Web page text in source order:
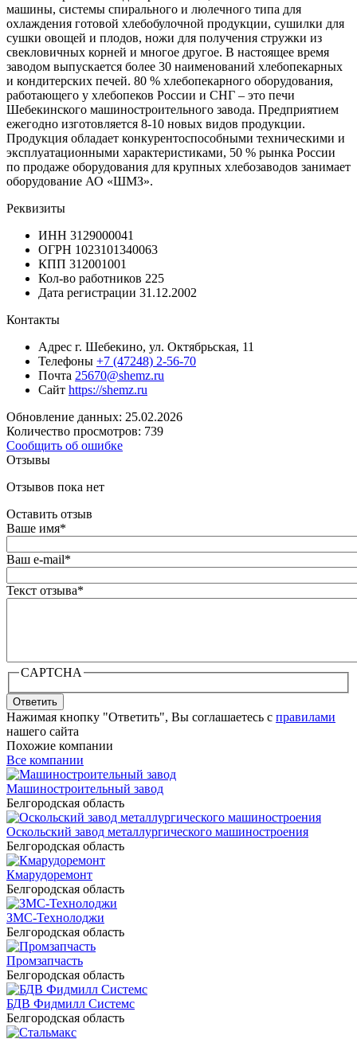
машины, системы спирального и люлечного типа для
охлаждения готовой хлебобулочной продукции, сушилки для
сушки овощей и плодов, ножи для получения стружки из
свекловичных корней и многое другое. В настоящее время
заводом выпускается более 30 наименований хлебопекарных
и кондитерских печей. 80 % хлебопекарного оборудования,
работающего у хлебопеков России и СНГ – это печи
Шебекинского машиностроительного завода. Предприятием
ежегодно изготовляется 8-10 новых видов продукции.
Продукция обладает конкурентоспособными техническими и
эксплуатационными характеристиками, 50 % рынка России
по продаже оборудования для крупных хлебозаводов занимает
оборудование АО «ШМЗ».
Реквизиты
ИНН 3129000041
ОГРН 1023101340063
КПП 312001001
Кол-во работников 225
Дата регистрации 31.12.2002
Контакты
Адрес г. Шебекино, ул. Октябрьская, 11
Телефоны +7 (47248) 2-56-70
Почта 25670@shemz.ru
Сайт https://shemz.ru
Обновление данных: 25.02.2026
Количество просмотров: 739
Сообщить об ошибке
Отзывы
Отзывов пока нет
Оставить отзыв
Ваше имя*
Ваш e-mail*
Текст отзыва*
CAPTCHA
Ответить
Нажимая кнопку "Ответить", Вы соглашаетесь с правилами
нашего сайта
Похожие компании
Все компании
Машиностроительный завод
Белгородская область
Оскольский завод металлургического машиностроения
Белгородская область
Кмарудоремонт
Белгородская область
ЗМС-Технолоджи
Белгородская область
Промзапчасть
Белгородская область
БДВ Фидмилл Системс
Белгородская область